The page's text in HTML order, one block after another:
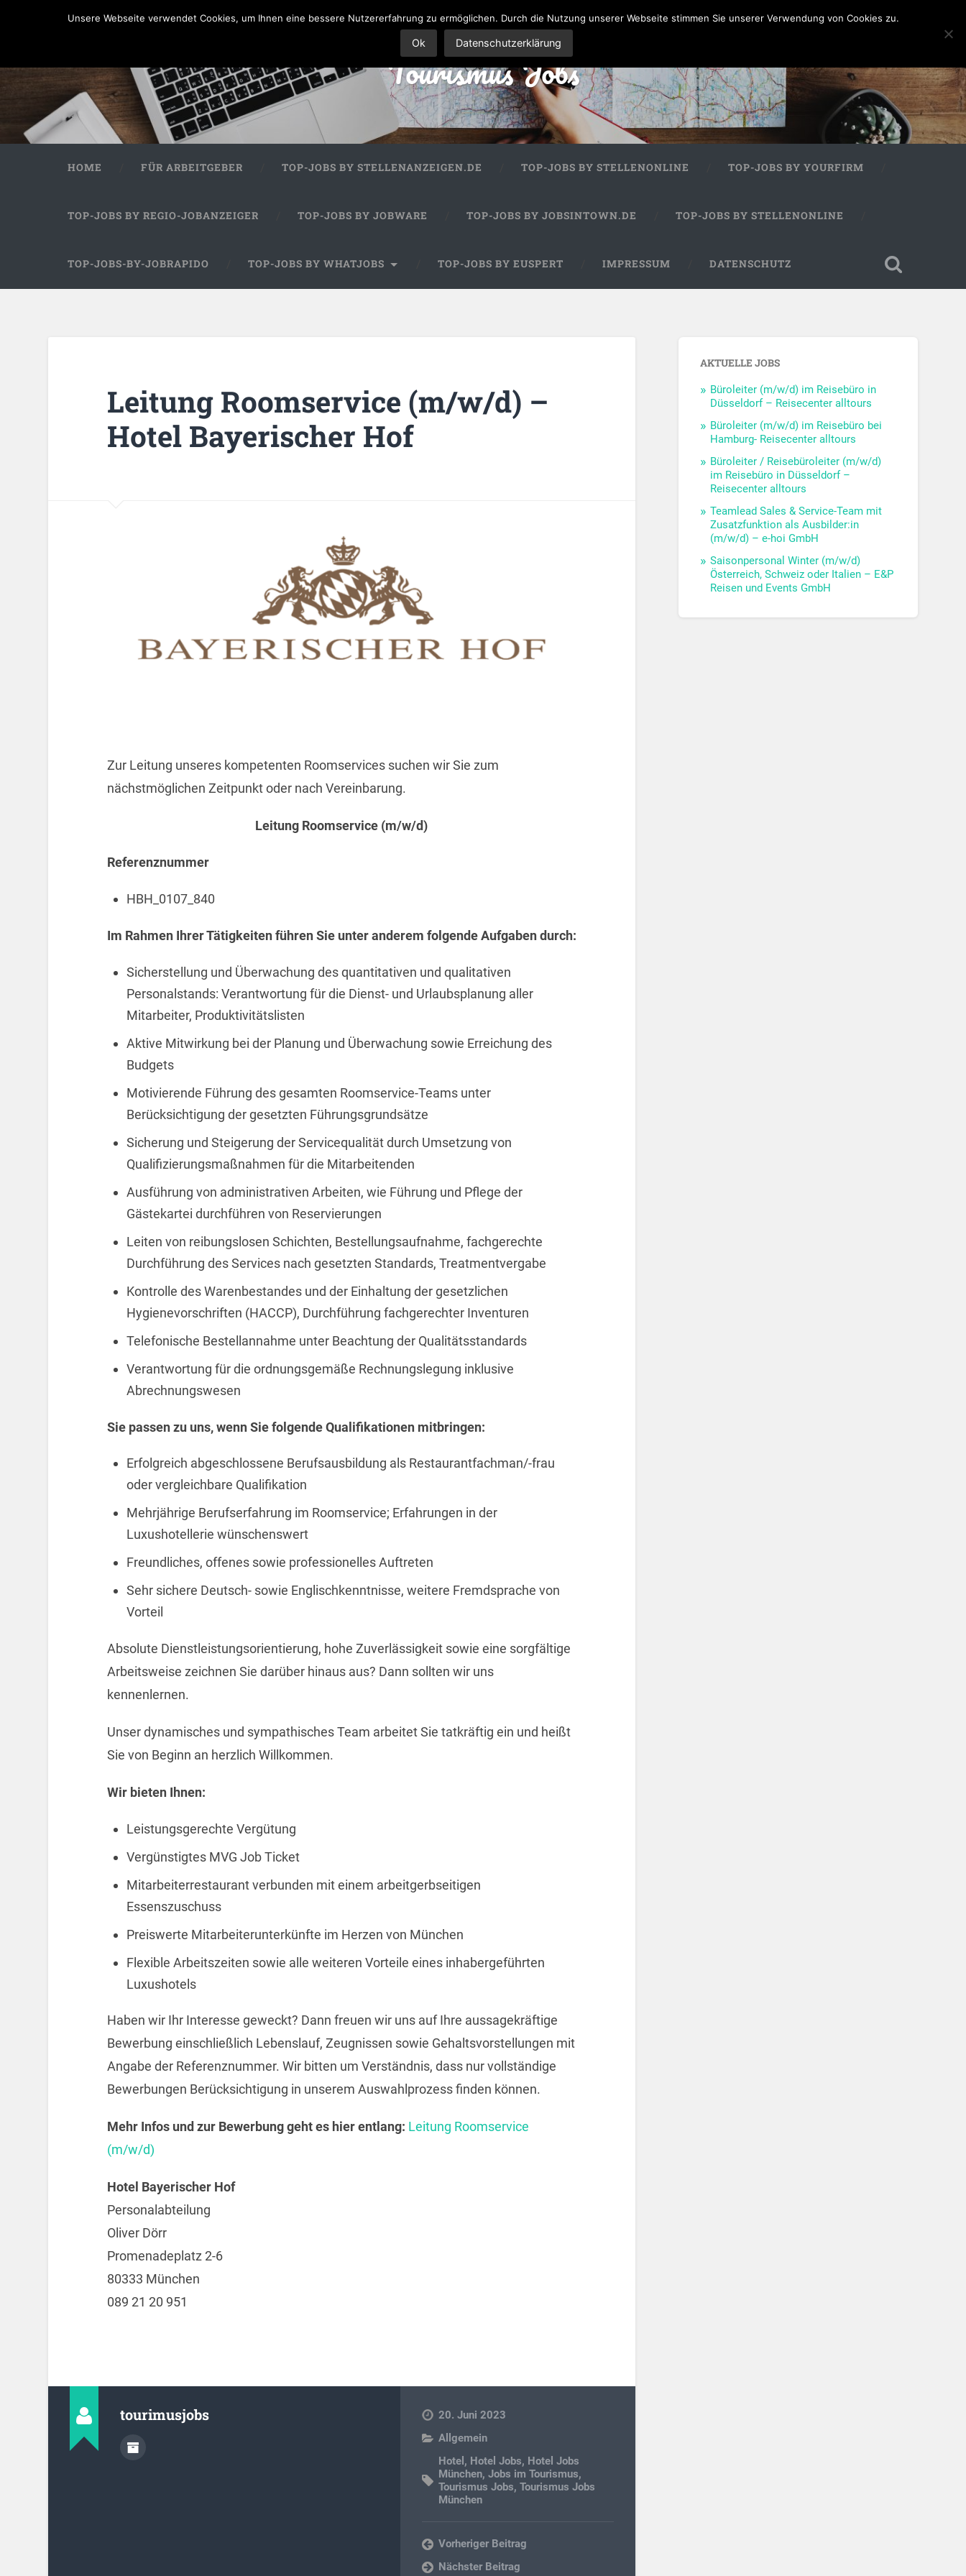
Tourismus Jobs
HOME FÜR ARBEITGEBER TOP-JOBS BY STELLENANZEIGEN.DE TOP-JOBS BY STELLENONLINE TOP-JOBS BY YOURFIRM
TOP-JOBS BY REGIO-JOBANZEIGER TOP-JOBS BY JOBWARE TOP-JOBS BY JOBSINTOWN.DE TOP-JOBS BY STELLENONLINE
TOP-JOBS-BY-JOBRAPIDO TOP-JOBS BY WHATJOBS TOP-JOBS BY EUSPERT IMPRESSUM DATENSCHUTZ
Leitung Roomservice (m/w/d) –
Hotel Bayerischer Hof
Zur Leitung unseres kompetenten Roomservices suchen wir Sie zum
nächstmöglichen Zeitpunkt oder nach Vereinbarung.
Leitung Roomservice (m/w/d)
Referenznummer
HBH_0107_840
Im Rahmen Ihrer Tätigkeiten führen Sie unter anderem folgende Aufgaben durch:
Sicherstellung und Überwachung des quantitativen und qualitativen
Personalstands: Verantwortung für die Dienst- und Urlaubsplanung aller
Mitarbeiter, Produktivitätslisten
Aktive Mitwirkung bei der Planung und Überwachung sowie Erreichung des
Budgets
Motivierende Führung des gesamten Roomservice-Teams unter
Berücksichtigung der gesetzten Führungsgrundsätze
Sicherung und Steigerung der Servicequalität durch Umsetzung von
Qualifizierungsmaßnahmen für die Mitarbeitenden
Ausführung von administrativen Arbeiten, wie Führung und Pflege der
Gästekartei durchführen von Reservierungen
Leiten von reibungslosen Schichten, Bestellungsaufnahme, fachgerechte
Durchführung des Services nach gesetzten Standards, Treatmentvergabe
Kontrolle des Warenbestandes und der Einhaltung der gesetzlichen
Hygienevorschriften (HACCP), Durchführung fachgerechter Inventuren
Telefonische Bestellannahme unter Beachtung der Qualitätsstandards
Verantwortung für die ordnungsgemäße Rechnungslegung inklusive
Abrechnungswesen
Sie passen zu uns, wenn Sie folgende Qualifikationen mitbringen:
Erfolgreich abgeschlossene Berufsausbildung als Restaurantfachman/-frau
oder vergleichbare Qualifikation
Mehrjährige Berufserfahrung im Roomservice; Erfahrungen in der
Luxushotellerie wünschenswert
Freundliches, offenes sowie professionelles Auftreten
Sehr sichere Deutsch- sowie Englischkenntnisse, weitere Fremdsprache von
Vorteil
Absolute Dienstleistungsorientierung, hohe Zuverlässigkeit sowie eine sorgfältige
Arbeitsweise zeichnen Sie darüber hinaus aus? Dann sollten wir uns
kennenlernen.
Unser dynamisches und sympathisches Team arbeitet Sie tatkräftig ein und heißt
Sie von Beginn an herzlich Willkommen.
Wir bieten Ihnen:
Leistungsgerechte Vergütung
Vergünstigtes MVG Job Ticket
Mitarbeiterrestaurant verbunden mit einem arbeitgerbseitigen
Essenszuschuss
Preiswerte Mitarbeiterunterkünfte im Herzen von München
Flexible Arbeitszeiten sowie alle weiteren Vorteile eines inhabergeführten
Luxushotels
Haben wir Ihr Interesse geweckt? Dann freuen wir uns auf Ihre aussagekräftige
Bewerbung einschließlich Lebenslauf, Zeugnissen sowie Gehaltsvorstellungen mit
Angabe der Referenznummer. Wir bitten um Verständnis, dass nur vollständige
Bewerbungen Berücksichtigung in unserem Auswahlprozess finden können.
Mehr Infos und zur Bewerbung geht es hier entlang: Leitung Roomservice
(m/w/d)
Hotel Bayerischer Hof
Personalabteilung
Oliver Dörr
Promenadeplatz 2-6
80333 München
089 21 20 951
tourimusjobs
20. Juni 2023
Allgemein
Hotel , Hotel Jobs, Hotel Jobs
München,Jobs im Tourismus,
Tourismus Jobs,Tourismus Jobs
München
Vorheriger Beitrag
Nächster Beitrag
AKTUELLE JOBS
Büroleiter (m/w/d) im Reisebüro in
Düsseldorf – Reisecenter alltours
Büroleiter (m/w/d) im Reisebüro bei
Hamburg- Reisecenter alltours
Büroleiter / Reisebüroleiter (m/w/d)
im Reisebüro in Düsseldorf –
Reisecenter alltours
Teamlead Sales & Service-Team mit
Zusatzfunktion als Ausbilder:in
(m/w/d) – e-hoi GmbH
Saisonpersonal Winter (m/w/d)
Österreich, Schweiz oder Italien – E&P
Reisen und Events GmbH
Unsere Webseite verwendet Cookies, um Ihnen eine bessere Nutzererfahrung zu ermöglichen. Durch die Nutzung unserer Webseite stimmen Sie unserer Verwendung von Cookies zu.
Ok Datenschutzerklärung